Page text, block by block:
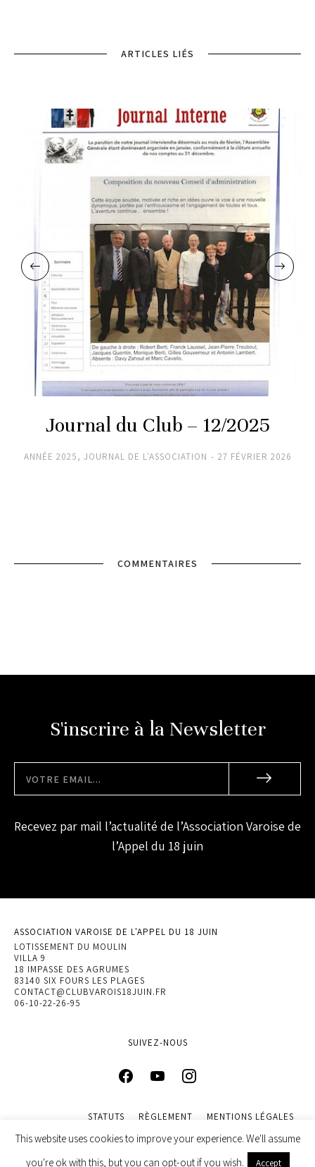
ARTICLES LIÉS
Journal du Club – 12/2025
ANNÉE 2025, JOURNAL DE L'ASSOCIATION 27 FÉVRIER 2026
COMMENTAIRES
S'inscrire à la Newsletter
Recevez par mail l’actualité de l’Association Varoise de
l’Appel du 18 juin
ASSOCIATION VAROISE DE L'APPEL DU 18 JUIN
LOTISSEMENT DU MOULIN
VILLA 9
18 IMPASSE DES AGRUMES
83140 SIX FOURS LES PLAGES
CONTACT@CLUBVAROIS18JUIN.FR
06-10-22-26-95
SUIVEZ-NOUS
STATUTS RÈGLEMENT
MENTIONS LÉGALES
© 2022 ASSOCIATION VAROISE DE L’APPEL DU 18 JUIN. DESIGN
This website uses cookies to improve your experience. We'll assume
you're ok with this, but you can opt-out if you wish.
Accept